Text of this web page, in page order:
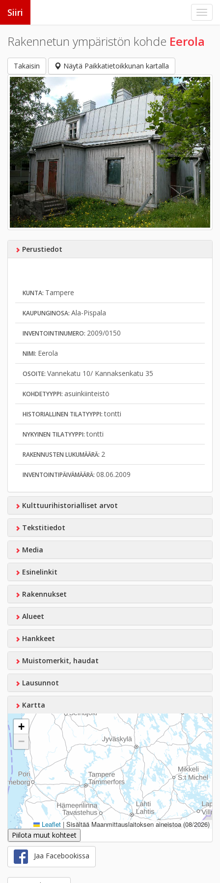
Siiri
Rakennetun ympäristön kohde Eerola
Takaisin Näytä Paikkatietoikkunan kartalla
Perustiedot
KUNTA: Tampere
KAUPUNGINOSA: Ala-Pispala
INVENTOINTINUMERO: 2009/0150
NIMI: Eerola
OSOITE: Vannekatu 10/ Kannaksenkatu 35
KOHDETYYPPI: asuinkiinteistö
HISTORIALLINEN TILATYYPPI:tontti
NYKYINEN TILATYYPPI:tontti
RAKENNUSTEN LUKUMÄÄRÄ: 2
INVENTOINTIPÄIVÄMÄÄRÄ: 08.06.2009
Kulttuurihistorialliset arvot
Tekstitiedot
Media
Esinelinkit
Rakennukset
Alueet
Hankkeet
Muistomerkit, haudat
Lausunnot
Kartta
+
−
Leaflet | Sisältää Maanmittauslaitoksen aineistoa (08/2026)
Piilota muut kohteet
Jaa Facebookissa